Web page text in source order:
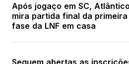
Após jogaço em SC, Atlântico
mira partida final da primeira
fase da LNF em casa
Seguem abertas as